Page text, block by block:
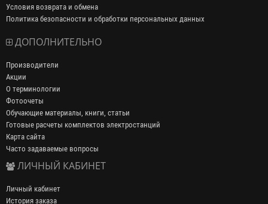
Условия возврата и обмена
Политика безопасности и обработки персональных данных
ДОПОЛНИТЕЛЬНО
Производители
Акции
О терминологии
Фотоочеты
Обучающие материалы, книги, статьи
Готовые расчеты комплектов электростанций
Карта сайта
Часто задаваемые вопросы
ЛИЧНЫЙ КАБИНЕТ
Личный кабинет
История заказа